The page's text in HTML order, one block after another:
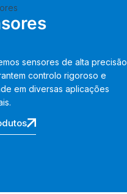
sensores de alta precisão
controlo rigoroso e
em diversas aplicações